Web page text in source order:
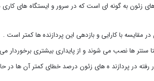
زئون به گونه ای است که در سرور و ایستگاه های کاری
مقایسه با کارایی و بازدهی این پردازنده ها کمتر است .
سنتر ها نصب می شوند و از پایداری بیشتری برخوردار
رفته در پردازند ه های زئون درصد خطای کمتر آن ها